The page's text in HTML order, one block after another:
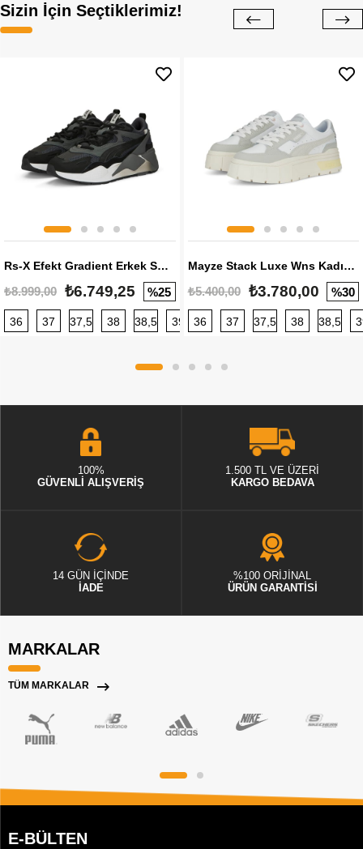
Sizin İçin Seçtiklerimiz!
Rs-X Efekt Gradient Erkek Sneaker
₺8.999,00 ₺6.749,25 %25
36 37 37,5 38 38,5 39 40 40,5 41 42 42,5
Mayze Stack Luxe Wns Kadın Sneaker
₺5.400,00 ₺3.780,00 %30
36 37 37,5 38 38,5
100%
GÜVENLİ ALIŞVERİŞ
1.500 TL VE ÜZERİ
KARGO BEDAVA
14 GÜN İÇİNDE
İADE
%100 ORİJİNAL
ÜRÜN GARANTİSİ
MARKALAR
TÜM MARKALAR
E-BÜLTEN